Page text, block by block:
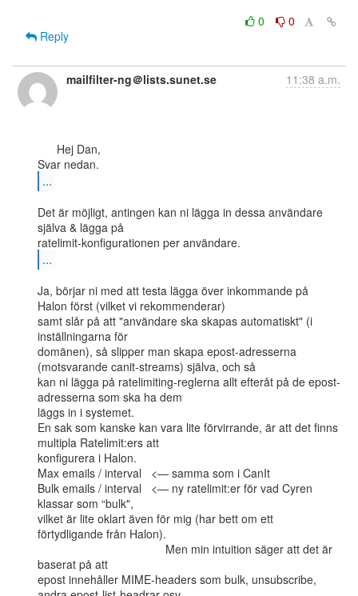
0
0
Reply
mailfilter-ng＠lists.sunet.se 11:38 a.m.
...
Det är möjligt, antingen kan ni lägga in dessa användare
själva & lägga på
...
Ja, börjar ni med att testa lägga över inkommande på
Halon först (vilket vi rekommenderar)
samt slår på att "användare ska skapas automatiskt" (i
inställningarna för
domänen), så slipper man skapa epost-adresserna
(motsvarande canit-streams) själva, och så
kan ni lägga på ratelimiting-reglerna allt efteråt på de epost-
adresserna som ska ha dem
läggs in i systemet.
En sak som kanske kan vara lite förvirrande, är att det finns
multipla Ratelimit:ers att
konfigurera i Halon.
Max emails / interval   <— samma som i CanIt
Bulk emails / interval   <— ny ratelimit:er för vad Cyren
klassar som “bulk",
vilket är lite oklart även för mig (har bett om ett
förtydligande från Halon).
baserat på att
epost innehåller MIME-headers som bulk, unsubscribe,